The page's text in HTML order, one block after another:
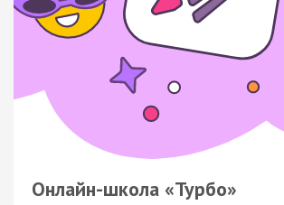
Онлайн-школа «Турбо»